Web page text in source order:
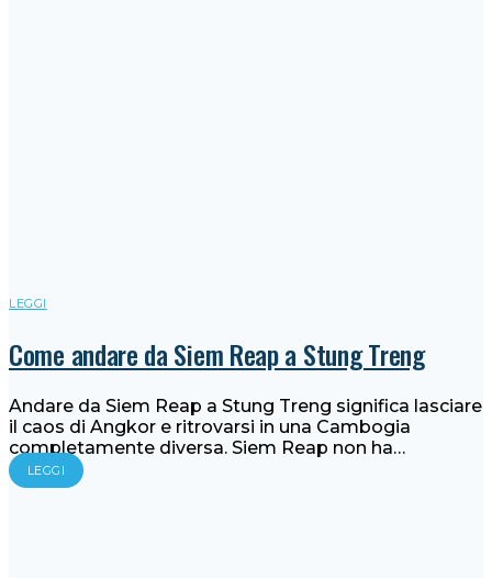
LEGGI
Come andare da Siem Reap a Stung Treng
Andare da Siem Reap a Stung Treng significa lasciare
il caos di Angkor e ritrovarsi in una Cambogia
completamente diversa. Siem Reap non ha…
LEGGI